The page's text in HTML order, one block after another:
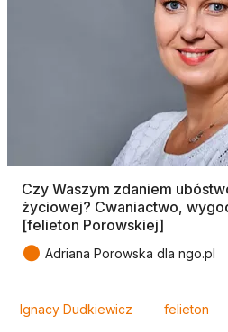
Czy Waszym zdaniem
życiowej? Cwaniactwo,
[felieton Porowskiej]
● Adriana Porowska dla ngo.pl
Ignacy Dudkiewicz felieton